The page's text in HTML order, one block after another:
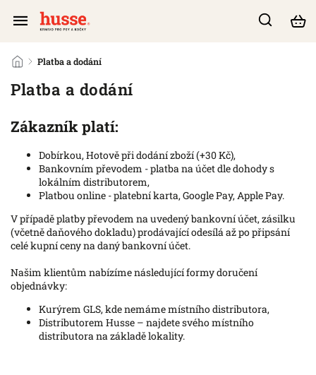
/ Platba a dodání
Platba a dodání
Zákazník platí:
Dobírkou, Hotově při dodání zboží (+30 Kč),
Bankovním převodem - platba na účet dle dohody s
lokálním distributorem,
Platbou online - platební karta, Google Pay, Apple Pay.
V případě platby převodem na uvedený bankovní účet, zásilku
(včetně daňového dokladu) prodávající odesílá až po připsání
celé kupní ceny na daný bankovní účet.
Našim klientům nabízíme následující formy doručení
objednávky:
Kurýrem GLS, kde nemáme místního distributora,
Distributorem Husse – najdete svého místního
distributora na základě lokality.